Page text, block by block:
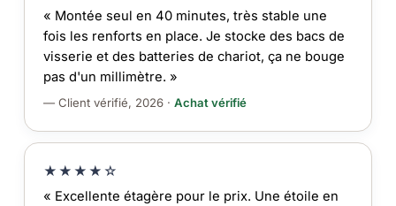
« Montée seul en 40 minutes, très stable une
fois les renforts en place. Je stocke des bacs de
visserie et des batteries de chariot, ça ne bouge
pas d'un millimètre. »
— Client vérifié, 2026 · Achat vérifié
★★★★☆
« Excellente étagère pour le prix. Une étoile en